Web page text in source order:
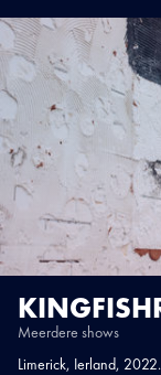
Meerdere shows
Limerick, Ierland,